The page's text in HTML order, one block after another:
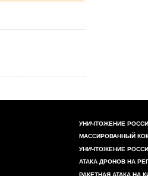
УНИЧТОЖЕНИЕ
МАССИРОВАННЫЙ
УНИЧТОЖЕНИЕ
АТАКА ДРОНОВ НА
РАКЕТНАЯ АТАКА НА